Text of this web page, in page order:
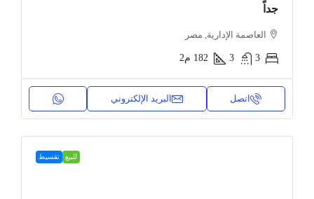
جداً
العاصمة الإدارية, مصر
3
3
182 م2
اتصل البريد الإلكتروني
للبيع تقسيط